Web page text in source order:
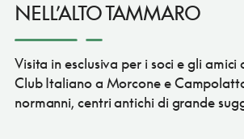
NELL’ALTO TAMMARO
Visita in esclusiva per i soci e gli amici
Club Italiano a Morcone e
normanni, centri antichi di grande